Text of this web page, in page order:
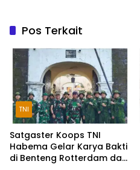
Pos Terkait
TNI
Satgaster Koops TNI
Habema Gelar Karya Bakti
di Benteng Rotterdam dan